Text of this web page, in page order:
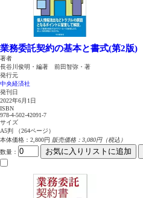
業務委託契約の基本と書式(第2版)
著者
長谷川俊明・編著 前田智弥・著
発行元
中央経済社
発刊日
2022年6月1日
ISBN
978-4-502-42091-7
サイズ
A5判 （264ページ）
本体価格：2,800円 販売価格：3,080円（税込）
数量 ： お気に入りリストに追加